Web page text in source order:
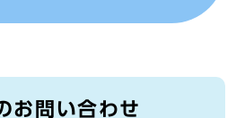
お問い合わせ